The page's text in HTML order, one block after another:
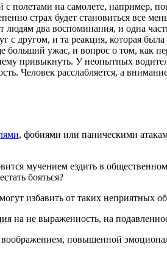
на самолете, например,
страх будет становиться все
людям два воспоминания, и одна
с другом, и та реакция, которая
ужас, и вопрос о том, как
привыкнуть. У неопытных
Человек расслабляется, а
, фобиями или паническими
мучением ездить в
бояться?
избавить от таких неприятных
на не выраженность, на
повышенной